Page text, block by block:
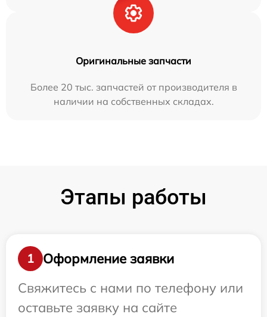
Оригинальные запчасти
Более 20 тыс. запчастей от производителя в
наличии на собственных складах.
Этапы работы
1
Оформление заявки
Свяжитесь с нами по телефону или
оставьте заявку на сайте